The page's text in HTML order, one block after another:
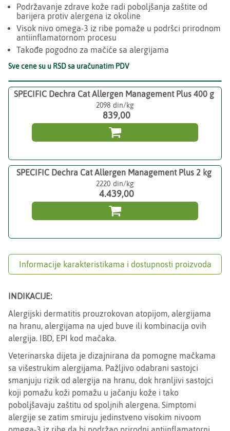
Podržavanje zdrave kože radi poboljšanja zaštite od
barijera protiv alergena iz okoline
Visok nivo omega-3 iz ribe pomaže u podršci prirodnom
antiinflamatornom procesu
Takođe pogodno za mačiće sa alergijama
Sve cene su u RSD sa uračunatim PDV
SPECIFIC Dechra Cat Allergen Management Plus 400 g
2098
839,00

SPECIFIC Dechra Cat Allergen Management Plus 2 kg
2220
4.439,00

Informacije karakteristikama i dostupnosti proizvoda
INDIKACIJE:
Alergijski dermatitis prouzrokovan atopijom, alergijama
na hranu, alergijama na ujed buve ili kombinacija ovih
alergija. IBD, EPI kod mačaka.
Veterinarska dijeta je dizajnirana da pomogne mačkama
sa višestrukim alergijama. Pažljivo odabrani sastojci
smanjuju rizik od alergija na hranu, dok hranljivi sastojci
koji pomažu koži pomažu u jačanju kože i tako
poboljšavaju zaštitu od spoljnih alergena. Simptomi
alergije se zatim smiruju jedinstveno visokim nivoom